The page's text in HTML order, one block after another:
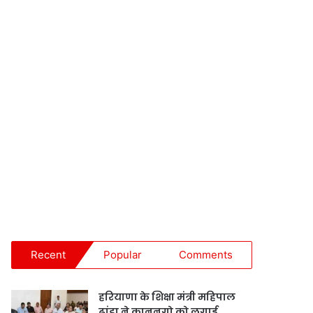
Recent Popular Comments
हरियाणा के शिक्षा मंत्री महिपाल